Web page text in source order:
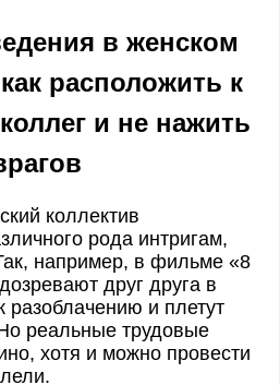
в женском
расположить к
и не нажить
коллектив
рода интригам,
например, в фильме «8
друг друга в
разоблачению и плетут
реальные трудовые
хотя и можно провести